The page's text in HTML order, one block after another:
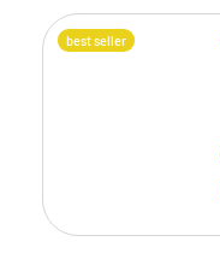
best seller